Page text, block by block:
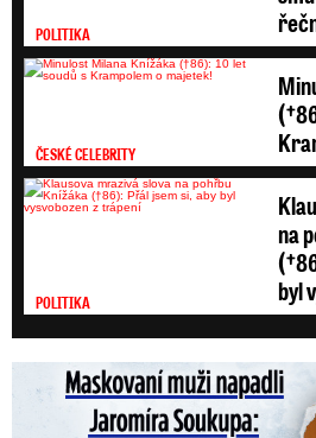
POLITIKA
ČESKÉ CELEBRITY
POLITIKA
na
byl
Maskovaní muži napadli Jaromíra